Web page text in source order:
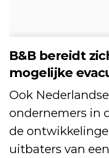
B&B bereidt
mogelijke
Ook
ondernemers in
de
uitbaters van